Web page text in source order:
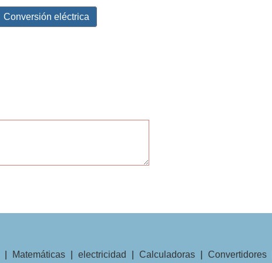
Conversión eléctrica
Matemáticas electricidad Calculadoras Convertidores